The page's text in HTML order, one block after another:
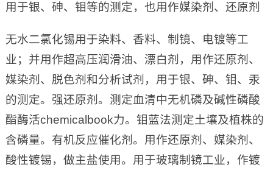
用于银、砷、钼等的测定，也用作媒染剂、还原剂
无水二氯化锡用于染料、香料、制镜、电镀等工
业；并用作超高压润滑油、漂白剂，用作还原剂、
媒染剂、脱色剂和分析试剂，用于银、砷、钼、汞
的测定。强还原剂。测定血清中无机磷及碱性磷酸
酯酶活chemicalbook力。钼蓝法测定土壤及植株的
含磷量。有机反应催化剂。用作还原剂、媒染剂、
酸性镀锡，做主盐使用。用于玻璃制镜工业，作镀